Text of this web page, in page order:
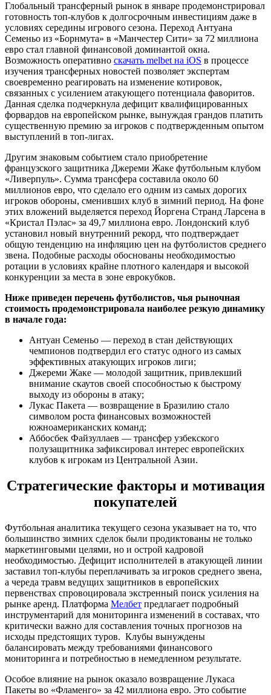
Глобальный трансферный рынок в январе продемонстрировал
готовность топ-клубов к долгосрочным инвестициям даже в
условиях середины игрового сезона. Переход Антуана
Семеньо из «Борнмута» в «Манчестер Сити» за 72 миллиона
евро стал главной финансовой доминантой окна.
Возможность оперативно скачать melbet на iOS в процессе
изучения трансферных новостей позволяет экспертам
своевременно реагировать на изменение котировок,
связанных с усилением атакующего потенциала фаворитов.
Данная сделка подчеркнула дефицит квалифицированных
форвардов на европейском рынке, вынуждая грандов платить
существенную премию за игроков с подтвержденным опытом
выступлений в топ-лигах.
Другим знаковым событием стало приобретение
французского защитника Джереми Жаке футбольным клубом
«Ливерпуль». Сумма трансфера составила около 60
миллионов евро, что сделало его одним из самых дорогих
игроков обороны, сменивших клуб в зимний период. На фоне
этих вложений выделяется переход Йоргена Странд Ларсена в
«Кристал Пэлас» за 49,7 миллиона евро. Лондонский клуб
установил новый внутренний рекорд, что подтверждает
общую тенденцию на инфляцию цен на футболистов среднего
звена. Подобные расходы обоснованы необходимостью
ротации в условиях крайне плотного календаря и высокой
конкуренции за места в зоне еврокубков.
Ниже приведен перечень футболистов, чья рыночная
стоимость продемонстрировала наиболее резкую динамику
в начале года:
Антуан Семеньо — переход в стан действующих
чемпионов подтвердил его статус одного из самых
эффективных атакующих игроков лиги;
Джереми Жаке — молодой защитник, привлекший
внимание скаутов своей способностью к быстрому
выходу из обороны в атаку;
Лукас Пакета — возвращение в Бразилию стало
символом роста финансовых возможностей
южноамериканских команд;
Аббосбек Файзуллаев — трансфер узбекского
полузащитника зафиксировал интерес европейских
клубов к игрокам из Центральной Азии.
Стратегические факторы и мотивация
покупателей
Футбольная аналитика текущего сезона указывает на то, что
большинство зимних сделок были продиктованы не только
маркетинговыми целями, но и острой кадровой
необходимостью. Дефицит исполнителей в атакующей линии
заставил топ-клубы переплачивать за игроков среднего звена,
а череда травм ведущих защитников в европейских
первенствах спровоцировала экстренный поиск усиления на
рынке аренд. Платформа Мелбет предлагает подробный
инструментарий для мониторинга изменений в составах, что
критически важно для составления точных прогнозов на
исходы предстоящих туров. Клубы вынуждены
балансировать между требованиями финансового
мониторинга и потребностью в немедленном результате.
Особое влияние на рынок оказало возвращение Лукаса
Пакеты во «Фламенго» за 42 миллиона евро. Это событие